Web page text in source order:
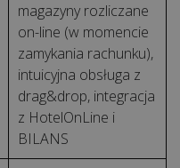
magazyny rozliczane
on-line (w momencie
zamykania rachunku),
intuicyjna obsługa z
drag&drop, integracja
z HotelOnLine i
BILANS